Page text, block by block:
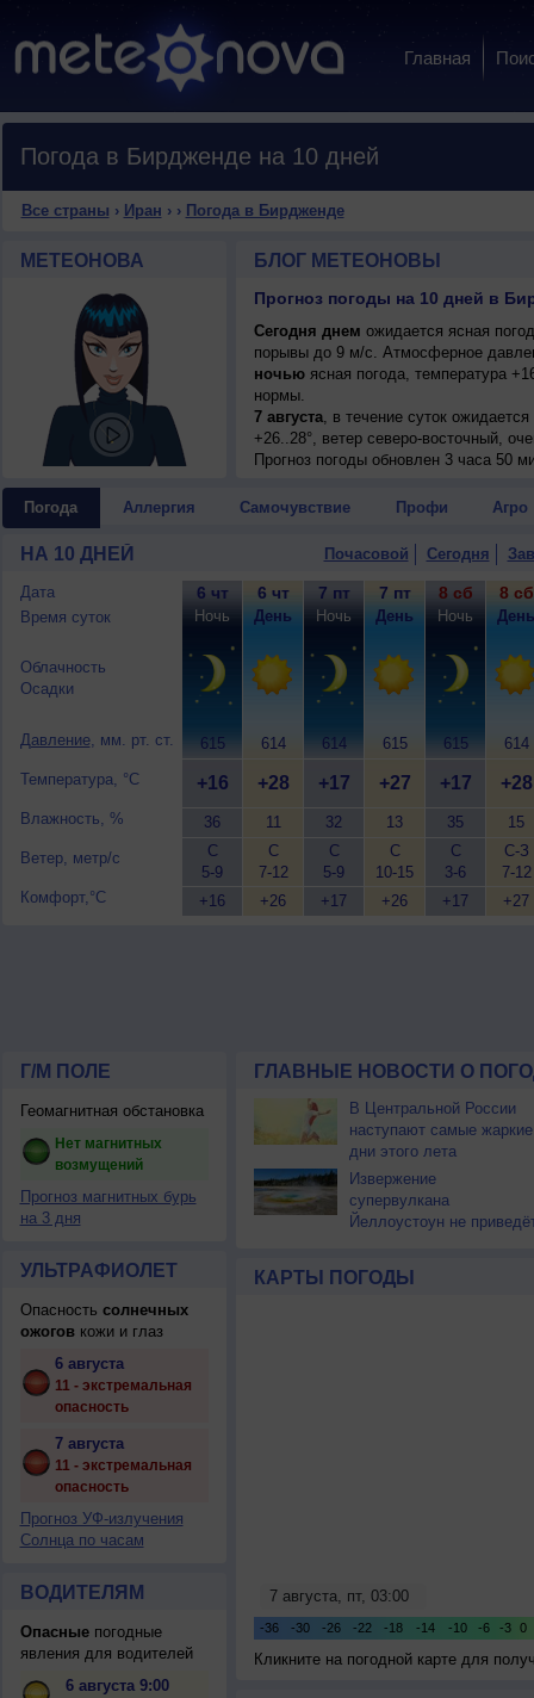
Главная
Погода в Бирдженде на 10 дней
Все страны › Иран › › Погода в Бирдженде
МЕТЕОНОВА БЛОГ МЕТЕОНОВЫ
Прогноз погоды на 10 дней в
Сегодня днем ожидается ясная
порывы до 9 м/с. Атмосферное
ночьюясная погода, температура
нормы.
7 августа, в течение суток
+26..28°, ветер северо-восточный,
внимательны!.
восточный, очень сильный, порывы
+27..29°, ветер северный, сильный,
, ожидается ясная погода;
северный, сильный, порывы до 7 м/с.
Прогноз погоды обновлен 3 часа 50
Погода Аллергия Самочувствие Профи Агро
НА 10 ДНЕЙ Почасовой Сегодня
Дата
Время суток
Облачность
Осадки
Давление, мм. рт. ст.
Температура, °C
Влажность, %
Ветер, метр/с
Комфорт,°C
6 чт
Ночь
615
+16
36
С
5-9
+16
6 чт
День
614
+28
11
С
7-12
+26
7 пт
Ночь
614
+17
32
С
5-9
+17
7 пт
День
615
+27
13
С
10-15
+26
8 сб
Ночь
615
+17
35
С
3-6
+17
8 сб
День
614
+28
15
С-З
7-12
+27
Г/М ПОЛЕ
Геомагнитная обстановка
Нет магнитных
возмущений
Прогноз магнитных бурь
на 3 дня
УЛЬТРАФИОЛЕТ
Опасность солнечных
ожоговкожи и глаз
6 августа
11 - экстремальная
опасность
7 августа
11 - экстремальная
опасность
Прогноз УФ-излучения
Солнца по часам
ВОДИТЕЛЯМ
Опасныепогодные
явления для водителей
6 августа 9:00
ГЛАВНЫЕ НОВОСТИ О
В Центральной России
наступают самые жаркие
дни этого лета
Извержение
супервулкана
Йеллоустоун не
КАРТЫ ПОГОДЫ
Кликните на погодной карте для